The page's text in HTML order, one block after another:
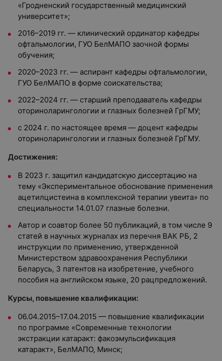
«Гродненский государственный медицинский
университет»;
2016–2019 гг. — клинический ординатор кафедры
офтальмологии, ГУО БелМАПО заочной формы
обучения;
2020–2023 гг. — аспирант кафедры офтальмологии,
ГУО БелМАПО в форме соискательства;
2022–2024 гг. — старший преподаватель кафедры
оториноларингологии и глазных болезней ГрГМУ;
с 2024 г. по настоящее время — доцент кафедры
оториноларингологии и глазных болезней ГрГМУ.
Достижения:
В 2023 г. защитил кандидатскую диссертацию на
тему «Экспериментальное обоснование применения
ацетилцистеина в комплексной терапии увеита» по
специальности 14.01.07 глазные болезни.
Автор и соавтор более 50 публикаций, в том числе 9
статей в научных журналах из перечня ВАК РБ, 2
инструкции по применению, утвержденной
Министерством здравоохранения Республики
Беларусь, 3 патентов на изобретение, учебного
пособия на английском языке, 20 рацпредложений.
Курсы, повышение квалификации:
06.04.2015–17.04.2015 — повышение квалификации
по программе «Современные технологии
экстракции катаракт: факоэмульсификация
катаракт», БелМАПО, Минск;